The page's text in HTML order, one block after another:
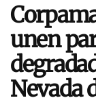
unen
Nevada